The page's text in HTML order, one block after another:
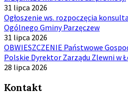
31 lipca 2026
Ogłoszenie ws. rozpoczęcia
Ogólnego Gminy Parzęczew
31 lipca 2026
OBWIESZCZENIE Państwowe
Polskie Dyrektor Zarządu Zlewni w
28 lipca 2026
Kontakt